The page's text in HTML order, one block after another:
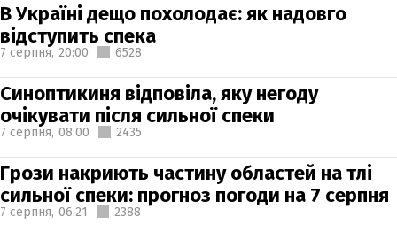
В Україні дещо похолодає: як надовго
відступить спека
7 серпня, 20:00 6528
Синоптикиня відповіла, яку негоду
очікувати після сильної спеки
7 серпня, 08:00 2435
Грози накриють частину областей на тлі
сильної спеки: прогноз погоди на 7 серпня
7 серпня, 06:21 2388